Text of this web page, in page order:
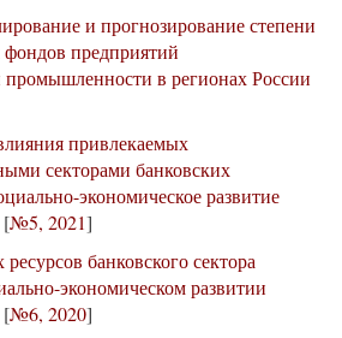
и прогнозирование степени
предприятий
в регионах России
привлекаемых
секторами банковских
экономическое развитие
[№5, 2021]
банковского сектора
экономическом развитии
[№6, 2020]